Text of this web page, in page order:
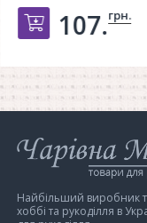
Добавить в
107.грн.
Інтернет-
магазин
Мить
Найбільший виробник
хоббі та рукоділля в